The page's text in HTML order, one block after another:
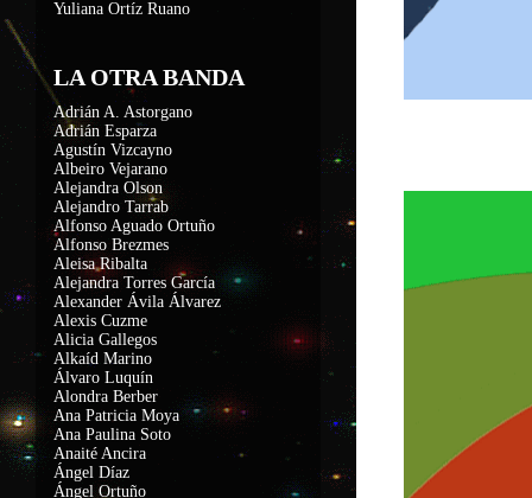
Yuliana Ortíz Ruano
LA OTRA BANDA
Adrián A. Astorgano
Adrián Esparza
Agustín Vizcayno
Albeiro Vejarano
Alejandra Olson
Alejandro Tarrab
Alfonso Aguado Ortuño
Alfonso Brezmes
Aleisa Ribalta
Alejandra Torres García
Alexander Ávila Álvarez
Alexis Cuzme
Alicia Gallegos
Alkaíd Marino
Álvaro Luquín
Alondra Berber
Ana Patricia Moya
Ana Paulina Soto
Anaité Ancira
Ángel Díaz
Ángel Ortuño